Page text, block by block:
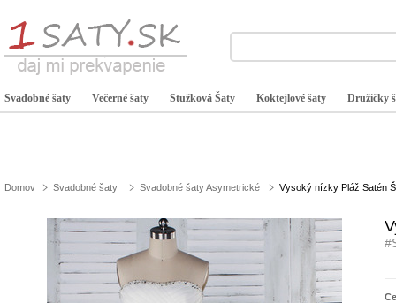
Svadobné šaty Večerné šaty Stužková Šaty Koktejlové šaty Družičky
Domov Svadobné šaty Svadobné šaty Asymetrické Vysoký nízky Pláž Satén